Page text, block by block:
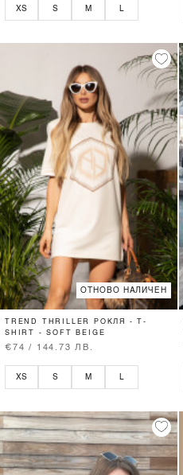
XS S M L
ОТНОВО НАЛИЧЕН
TREND THRILLER РОКЛЯ - T-
SHIRT - SOFT BEIGE
€74 / 144.73 ЛВ.
XS S M